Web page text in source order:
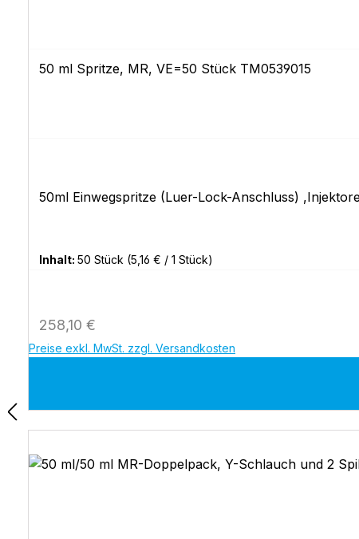
50 ml Spritze, MR, VE=50 Stück TM0539015
50ml Einwegspritze (Luer-Lock-Anschluss)
Inhalt: 50 Stück (5,16 € / 1 Stück)
Regulärer Preis:
258,10 €
Preise exkl. MwSt. zzgl. Versandkosten